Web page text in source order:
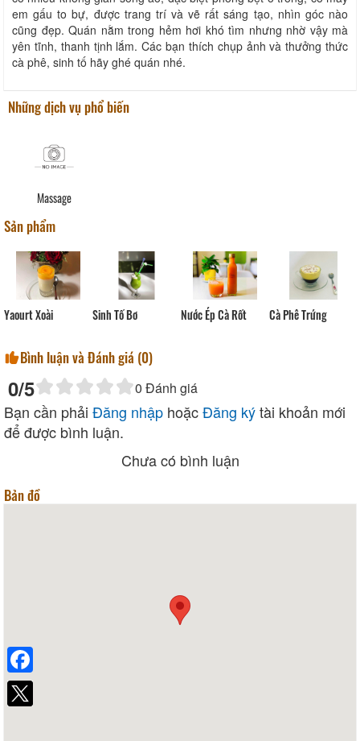
em gấu to bự, được trang trí và vẽ rất sáng tạo, nhìn góc nào
cũng đẹp. Quán nằm trong hẻm hơi khó tìm nhưng nhờ vậy mà
yên tĩnh, thanh tịnh lắm. Các bạn thích chụp ảnh và thưởng thức
cà phê, sinh tố hãy ghé quán nhé.
Những dịch vụ phổ biến
Massage
Sản phẩm
Yaourt Xoài Sinh Tố Bơ Nước Ép Cà Rốt Cà Phê Trứng
Bình luận và Đánh giá (0)
0/5 0 Đánh giá
Bạn cần phải Đăng nhập hoặcĐăng kýtài khoản mới
để được bình luận.
Chưa có bình luận
Bản đồ
Facebook